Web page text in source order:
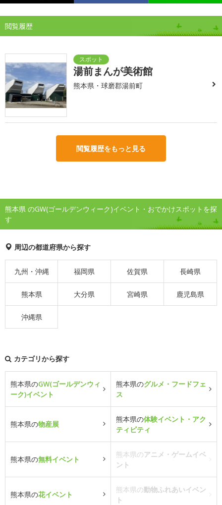
閲覧履歴
湯前まんが美術館
熊本県・球磨郡湯前町
閲覧履歴をもっと見る
熊本県 のGW(ゴールデンウィーク)イベント・おでかけスポットを探
す
周辺の都道府県から探す
九州・沖縄 福岡県 佐賀県 長崎県
熊本県 大分県 宮崎県 鹿児島県
沖縄県
カテゴリから探す
熊本県のGW(ゴールデンウィ
ーク)イベント
熊本県のグルメ・フードフェ
ス
熊本県の物産展
熊本県の体験イベント・アク
ティビティ
熊本県の無料イベント
熊本県のアニメ・ゲームイベ
ント
熊本県の花イベント
熊本県の動物ふれあいイベン
ト